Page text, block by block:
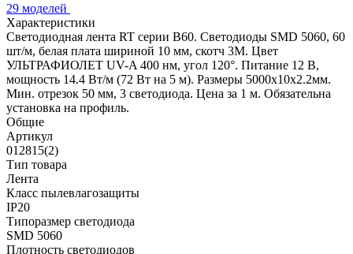
29 моделей
Характеристики
Светодиодная лента RT серии B60. Светодиоды SMD 5060, 60
шт/м, белая плата шириной 10 мм, скотч 3M. Цвет
УЛЬТРАФИОЛЕТ UV-A 400 нм, угол 120°. Питание 12 В,
мощность 14.4 Вт/м (72 Вт на 5 м). Размеры 5000x10x2.2мм.
Мин. отрезок 50 мм, 3 светодиода. Цена за 1 м. Обязательна
установка на профиль.
Общие
Артикул
012815(2)
Тип товара
Лента
Класс пылевлагозащиты
IP20
Типоразмер светодиода
SMD 5060
Плотность светодиодов